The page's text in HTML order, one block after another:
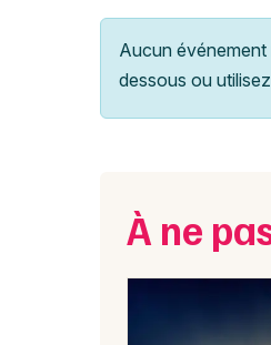
Aucun
dessous ou
À ne